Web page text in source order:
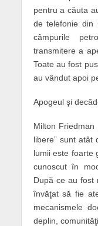
pentru a căuta
de telefonie din
câmpurile
transmitere a
Toate au fost
au vândut apoi
Apogeul şi
Milton
libere” sunt atât
lumii este foarte
cunoscut în
După ce au fost
învăţat să fie
mecanismele
deplin,